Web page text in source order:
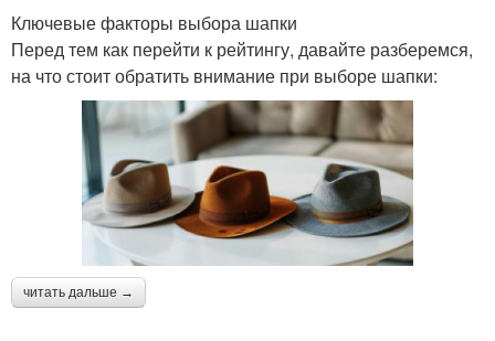
Ключевые факторы выбора шапки
Перед тем как перейти к рейтингу, давайте разберемся,
на что стоит обратить внимание при выборе шапки:
читать дальше →